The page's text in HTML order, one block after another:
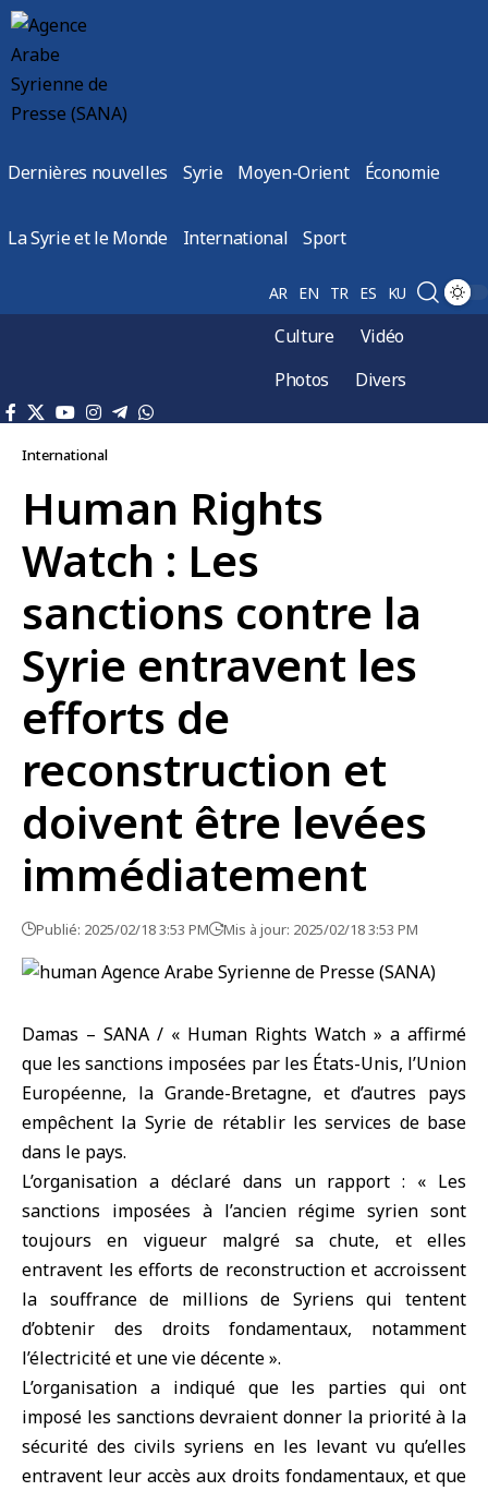
Dernières nouvelles Syrie Moyen-Orient Économie
La Syrie et le Monde International Sport
AR EN TR ES KU
Culture
Vidéo
Photos
Divers
International
Human Rights
Watch : Les
sanctions contre la
Syrie entravent les
efforts de
reconstruction et
doivent être levées
immédiatement
Publié: 2025/02/18 3:53 PM Mis à jour: 2025/02/18 3:53 PM
Damas – SANA / « Human Rights Watch » a affirmé
que les sanctions imposées par les États-Unis, l’Union
Européenne, la Grande-Bretagne, et d’autres pays
empêchent la Syrie de rétablir les services de base
dans le pays.
L’organisation a déclaré dans un rapport : « Les
sanctions imposées à l’ancien régime syrien sont
toujours en vigueur malgré sa chute, et elles
entravent les efforts de reconstruction et accroissent
la souffrance de millions de Syriens qui tentent
d’obtenir des droits fondamentaux, notamment
l’électricité et une vie décente ».
L’organisation a indiqué que les parties qui ont
imposé les sanctions devraient donner la priorité à la
sécurité des civils syriens en les levant vu qu’elles
entravent leur accès aux droits fondamentaux, et que